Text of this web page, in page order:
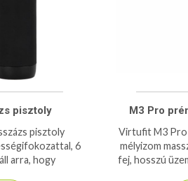
pisztoly
pisztoly
6
arra, hogy
M3 Pro
Virtufit M3 Pro
mélyizom
fej, hosszú